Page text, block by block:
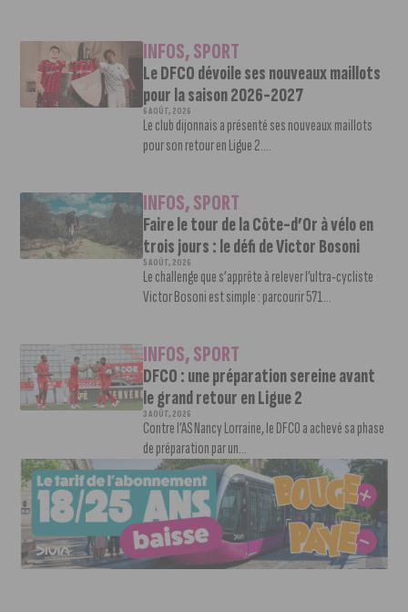
INFOS,SPORT
Le DFCO dévoile ses nouveaux maillots
pour la saison 2026-2027
6 AOÛT, 2026
Le club dijonnais a présenté ses nouveaux maillots
pour son retour en Ligue 2....
INFOS,SPORT
Faire le tour de la Côte-d’Or à vélo en
trois jours : le défi de Victor Bosoni
5 AOÛT, 2026
Le challenge que s’apprête à relever l’ultra-cycliste
Victor Bosoni est simple : parcourir 571...
INFOS,SPORT
DFCO : une préparation sereine avant
le grand retour en Ligue 2
3 AOÛT, 2026
Contre l’AS Nancy Lorraine, le DFCO a achevé sa phase
de préparation par un...